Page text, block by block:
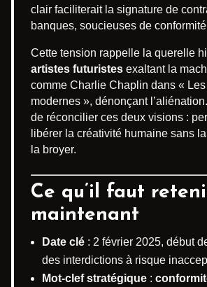
clair faciliterait la signature de
banques, soucieuses de
Cette tension rappelle la querelle
artistes futuristes exaltant la
comme Charlie Chaplin dans « Les
modernes », dénonçant
de réconcilier ces deux visions :
libérer la créativité humaine sans
la broyer.
Ce qu’il faut
maintenant
Date clé : 2 février 2025, début
des interdictions à risque
Mot-clef stratégique :